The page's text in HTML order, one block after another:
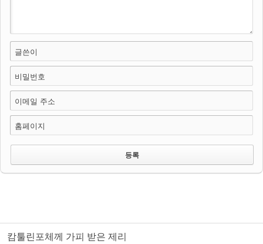
글쓴이
비밀번호
이메일 주소
홈페이지
캄툴린포체께 가피 받은 제리